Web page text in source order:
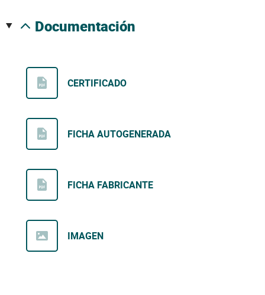
documentación
CERTIFICADO
FICHA AUTOGENERADA
FICHA FABRICANTE
IMAGEN